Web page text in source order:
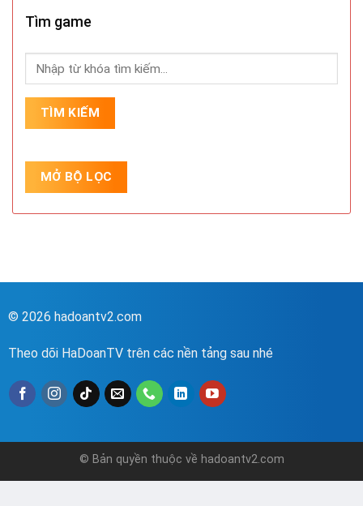
Tìm game
© 2026 hadoantv2.com
Theo dõi HaDoanTV trên các nền tảng sau nhé
© Bản quyền thuộc về hadoantv2.com